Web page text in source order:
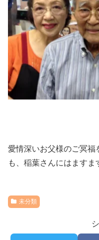
愛情深いお父様のご冥福
も、稲葉さんにはますま
未分類